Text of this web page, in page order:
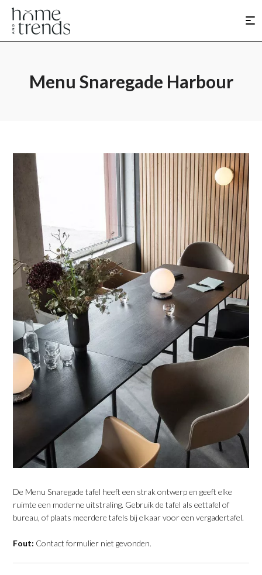
Menu Snaregade Harbour
De Menu Snaregade tafel heeft een strak ontwerp en geeft elke
ruimte een moderne uitstraling. Gebruik de tafel als eettafel of
bureau, of plaats meerdere tafels bij elkaar voor een vergadertafel.
Fout: Contact formulier niet gevonden.